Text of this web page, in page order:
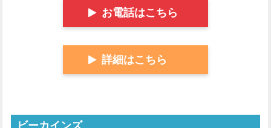
お電話はこちら
詳細はこちら
ビーカインズ